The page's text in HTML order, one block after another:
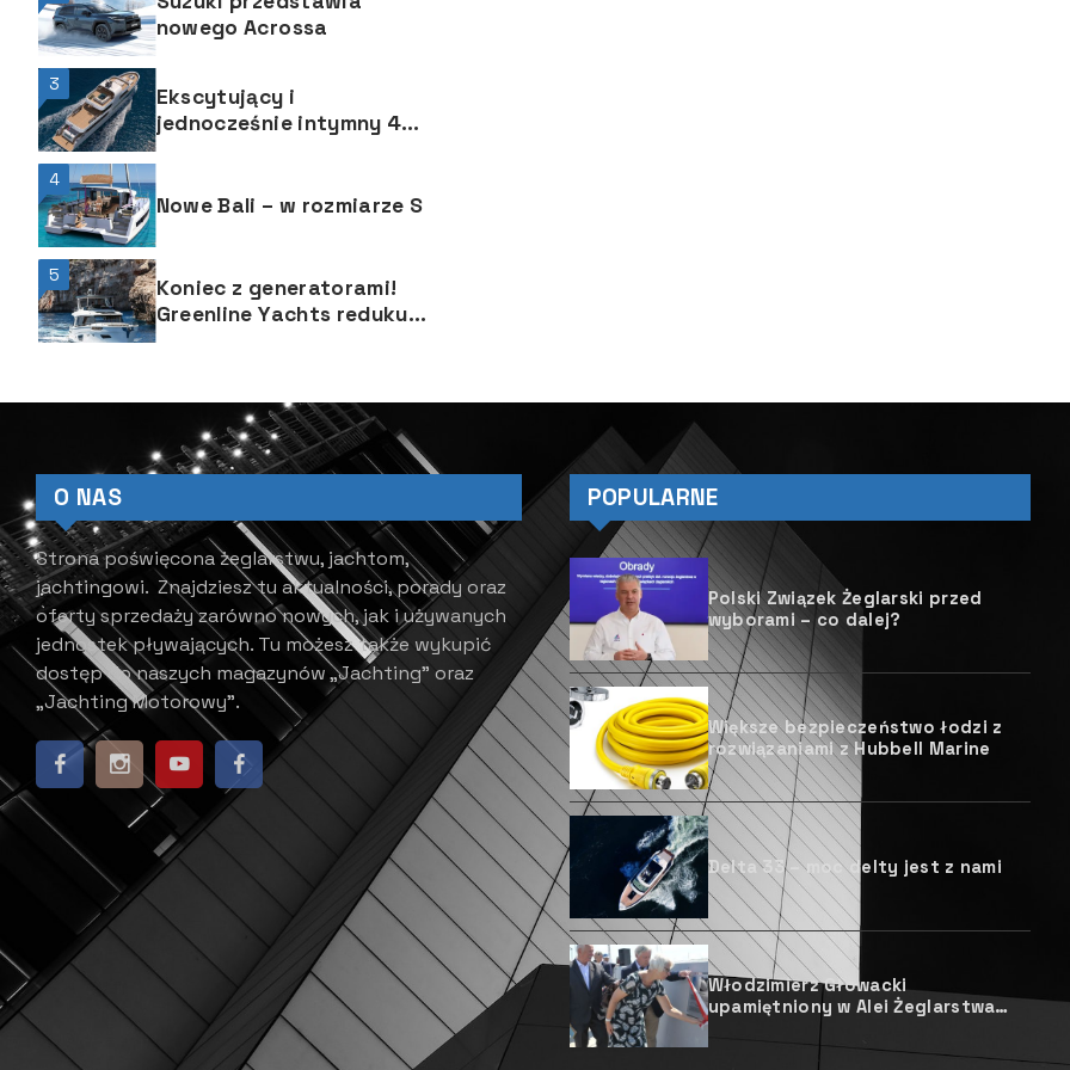
nowego Acrossa
3
Ekscytujący i
jednocześnie intymny 42-
metrowy superjacht Sea
4
Nowe Bali – w rozmiarze S
5
Koniec z generatorami!
Greenline Yachts redukuje
emisję dwutlenku węgla
O NAS
Strona poświęcona żeglarstwu, jachtom,
jachtingowi. Znajdziesz tu aktualności, porady oraz
oferty sprzedaży zarówno nowych, jak i używanych
jednostek pływających. ​ Tu możesz także wykupić
dostęp do naszych magazynów „Jachting” oraz
„Jachting Motorowy”.
POPULARNE
Polski Związek Żeglarski przed
wyborami – co dalej?
Większe bezpieczeństwo łodzi z
rozwiązaniami z Hubbell Marine
Delta 33 – moc delty jest z nami
Włodzimierz Głowacki
upamiętniony w Alei Żeglarstwa
Polskiego